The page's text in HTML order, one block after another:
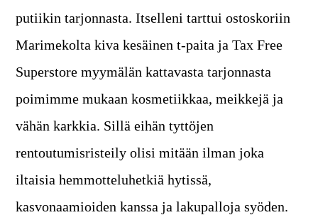
putiikin tarjonnasta. Itselleni tarttui ostoskoriin
Marimekolta kiva kesäinen t-paita ja Tax Free
Superstore myymälän kattavasta tarjonnasta
poimimme mukaan kosmetiikkaa, meikkejä ja
vähän karkkia. Sillä eihän tyttöjen
rentoutumisristeily olisi mitään ilman joka
iltaisia hemmotteluhetkiä hytissä,
kasvonaamioiden kanssa ja lakupalloja syöden.